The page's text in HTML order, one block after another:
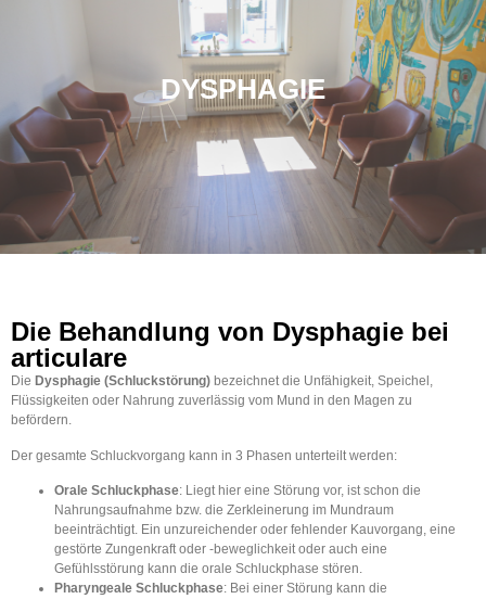
DYSPHAGIE
Die Behandlung von Dysphagie bei
articulare
Die Dysphagie (Schluckstörung) bezeichnet die Unfähigkeit, Speichel,
Flüssigkeiten oder Nahrung zuverlässig vom Mund in den Magen zu
befördern.
Der gesamte Schluckvorgang kann in 3 Phasen unterteilt werden:
Orale Schluckphase: Liegt hier eine Störung vor, ist schon die
Nahrungsaufnahme bzw. die Zerkleinerung im Mundraum
beeinträchtigt. Ein unzureichender oder fehlender Kauvorgang, eine
gestörte Zungenkraft oder -beweglichkeit oder auch eine
Gefühlsstörung kann die orale Schluckphase stören.
Pharyngeale Schluckphase: Bei einer Störung kann die